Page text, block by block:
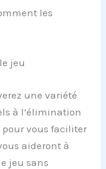
les
jeu
une variété
à l’élimination
pour vous faciliter
aideront à
jeu sans